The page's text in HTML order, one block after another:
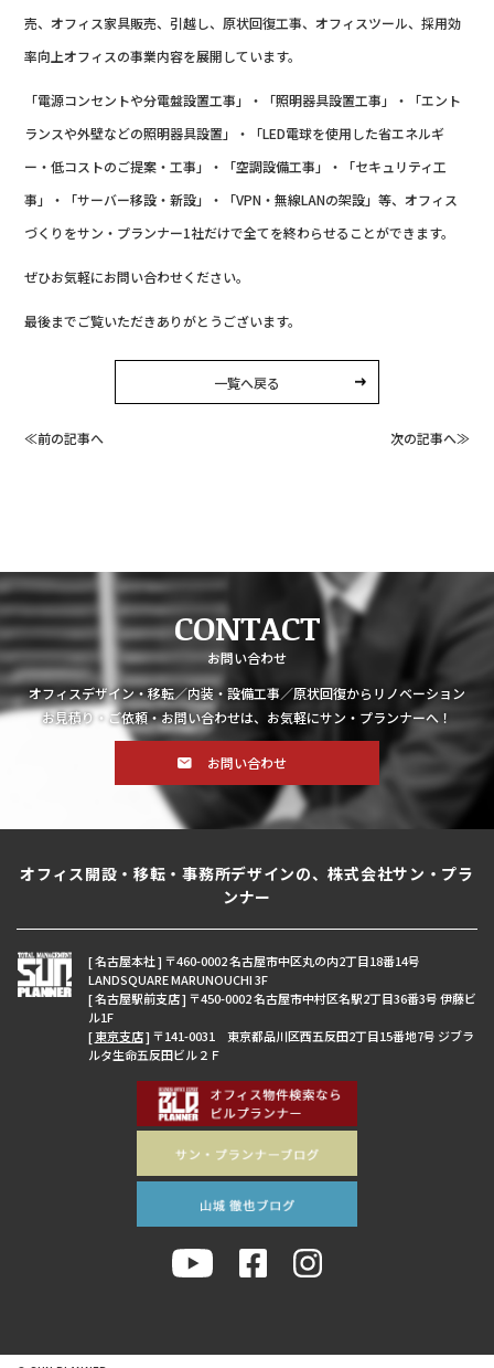
売、オフィス家具販売、引越し、原状回復工事、オフィスツール、採用効
率向上オフィスの事業内容を展開しています。
「電源コンセントや分電盤設置工事」・「照明器具設置工事」・「エント
ランスや外壁などの照明器具設置」・「LED電球を使用した省エネルギ
ー・低コストのご提案・工事」・「空調設備工事」・「セキュリティ工
事」・「サーバー移設・新設」・「VPN・無線LANの架設」等、オフィス
づくりをサン・プランナー1社だけで全てを終わらせることができます。
ぜひお気軽にお問い合わせください。
最後までご覧いただきありがとうございます。
一覧へ戻る
≪前の記事へ 次の記事へ≫
CONTACT
お問い合わせ
オフィスデザイン・移転／内装・設備工事／原状回復からリノベーション
お見積り・ご依頼・お問い合わせは、お気軽にサン・プランナーへ！
お問い合わせ
オフィス開設・移転・事務所デザインの、株式会社サン・プラ
ンナー
[ 名古屋本社 ] 〒460-0002 名古屋市中区丸の内2丁目18番14号
LANDSQUARE MARUNOUCHI 3F
[ 名古屋駅前支店 ] 〒450-0002 名古屋市中村区名駅2丁目36番3号 伊藤ビ
ル1F
[東京支店] 〒141-0031 東京都品川区西五反田2丁目15番地7号 ジブラ
ルタ生命五反田ビル２Ｆ